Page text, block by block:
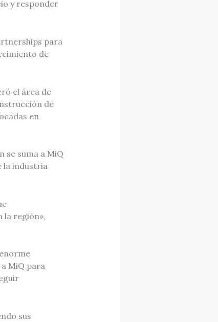
y responder
para
de
el área de
de
en
se suma a MiQ
la industria
la región»,
MiQ para
sus